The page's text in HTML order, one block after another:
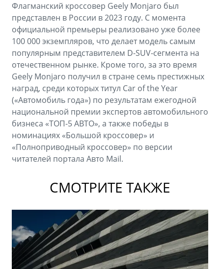
Флагманский кроссовер Geely Monjaro был
представлен в России в 2023 году. С момента
официальной премьеры реализовано уже более
100 000 экземпляров, что делает модель самым
популярным представителем D-SUV-сегмента на
отечественном рынке. Кроме того, за это время
Geely Monjaro получил в стране семь престижных
наград, среди которых титул Car of the Year
(«Автомобиль года») по результатам ежегодной
национальной премии экспертов автомобильного
бизнеса «ТОП-5 АВТО», а также победы в
номинациях «Большой кроссовер» и
«Полноприводный кроссовер» по версии
читателей портала Авто Mail.
СМОТРИТЕ ТАКЖЕ